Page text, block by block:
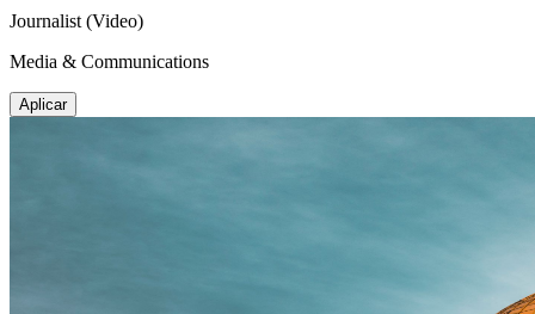
Journalist (Video)
Media & Communications
Aplicar